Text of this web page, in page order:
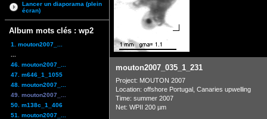
Lancer un diaporama (plein
écran)
Album mots clés : wp2
1. mouton2007_...
46. mouton2007_...
47. m646_1_1055
48. mouton2007_...
49. mouton2007_...
50. m138c_1_406
51. mouton2007_...
mouton2007_035_1_231
Project: MOUTON 2007
Location: offshore Portugal, Canaries upwelling
Time: summer 2007
Net: WPII 200 µm